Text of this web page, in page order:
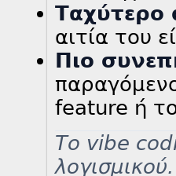
Ταχύτερο
αιτία του
Πιο
feature ή
Το vibe